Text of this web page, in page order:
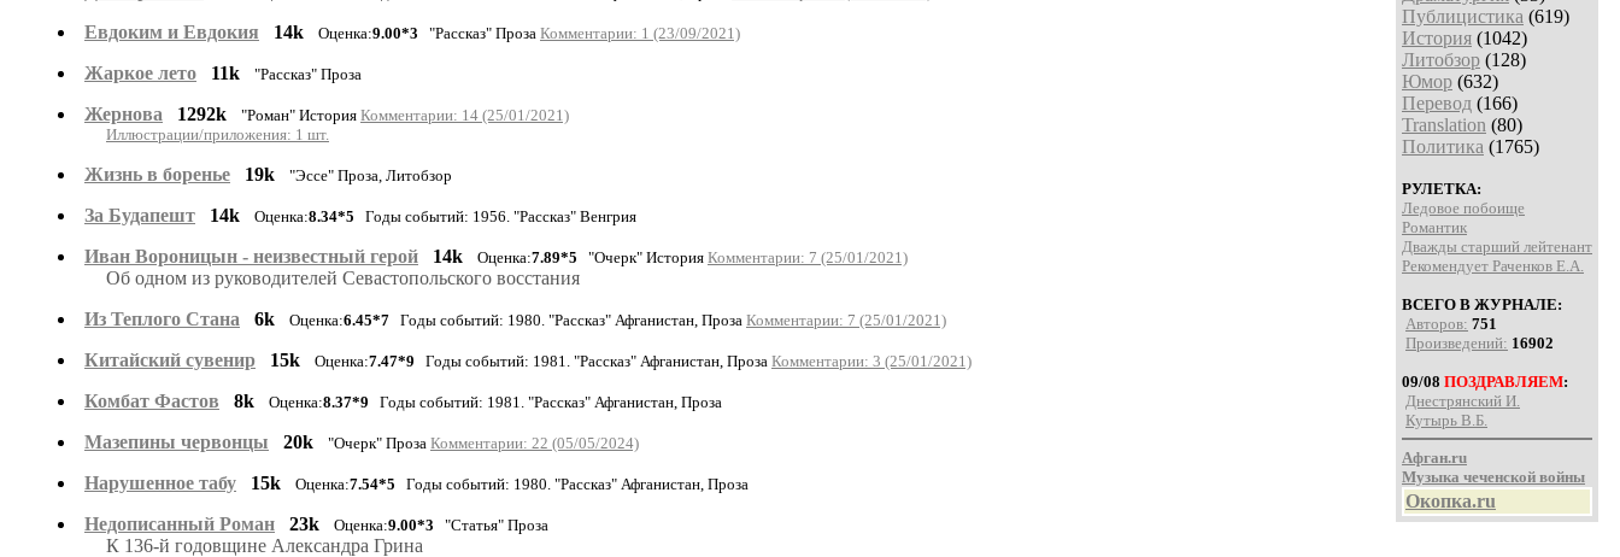
Публицистика (619)
История (1042)
Литобзор (128)
Юмор (632)
Перевод (166)
Translation (80)
Политика (1765)
РУЛЕТКА:
Ледовое побоище
Романтик
Дважды старший лейтенант
Рекомендует Раченков Е.А.
ВСЕГО В ЖУРНАЛЕ:
Авторов: 751
Произведений: 16902
09/08 ПОЗДРАВЛЯЕМ:
Днестрянский И.
Кутырь В.Б.
Афган.ru
Музыка чеченской войны
Окопка.ru
Евдоким и Евдокия 14k Оценка:9.00*3 "Рассказ" Проза Комментарии: 1 (23/09/2021)
Жаркое лето 11k "Рассказ" Проза
Жернова 1292k "Роман" История Комментарии: 14 (25/01/2021)
Иллюстрации/приложения: 1 шт.
Жизнь в боренье 19k "Эссе" Проза, Литобзор
За Будапешт 14k Оценка:8.34*5 Годы событий: 1956. "Рассказ" Венгрия
Иван Вороницын - неизвестный герой 14k Оценка:7.89*5 "Очерк" История Комментарии: 7 (25/01/2021)
Об одном из руководителей Севастопольского восстания
Из Теплого Стана
6k Оценка:6.45*7 Годы событий: 1980. "Рассказ" Афганистан, Проза Комментарии: 7 (25/01/2021)
Китайский сувенир 15k Оценка:7.47*9 Годы событий: 1981. "Рассказ" Афганистан, Проза Комментарии: 3 (25/01/2021)
Комбат Фастов 8k Оценка:8.37*9 Годы событий: 1981. "Рассказ" Афганистан, Проза
Мазепины червонцы 20k "Очерк" Проза Комментарии: 22 (05/05/2024)
Нарушенное табу 15k Оценка:7.54*5 Годы событий: 1980. "Рассказ" Афганистан, Проза
Недописанный Роман 23k Оценка:9.00*3 "Статья" Проза
К 136-й годовщине Александра Грина